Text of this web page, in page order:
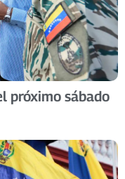
próximo sábado